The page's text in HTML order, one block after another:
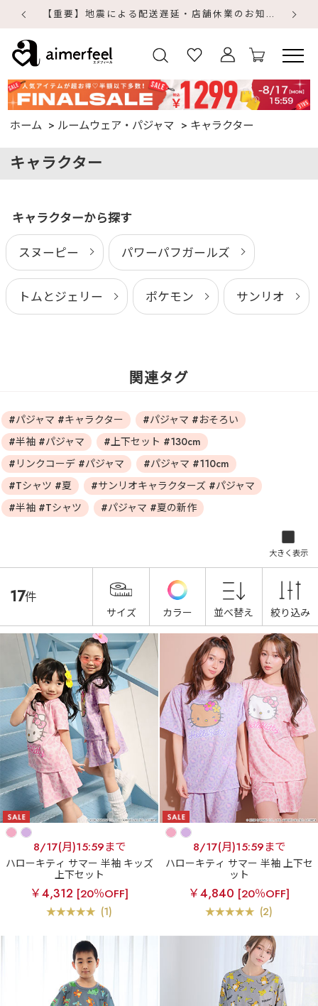
【重要】地震による配送遅延・店舗休業のお知らせ
ホーム ルームウェア・パジャマ キャラクター
キャラクター
キャラクターから探す
スヌーピー
パワーパフガールズ
トムとジェリー ポケモン サンリオ
関連タグ
#パジャマ #キャラクター
#パジャマ #おそろい
#半袖 #パジャマ
#上下セット #130cm
#リンクコーデ #パジャマ
#パジャマ #110cm
#Tシャツ #夏
#サンリオキャラクターズ #パジャマ
#半袖 #Tシャツ
#パジャマ #夏の新作
17件
絞り込み
カラー
サイズ 並べ替え
大きく表示
8/17(月)15:59まで
ハローキティ サマー 半袖 キッズ
上下セット
￥4,312 [20％OFF]
(1)
8/17(月)15:59まで
ハローキティ サマー 半袖 上下セ
ット
￥4,840 [20％OFF]
(2)